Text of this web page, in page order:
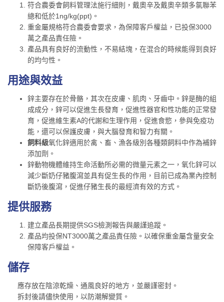
符合農委會飼料管理法施行細則，戴奧辛及戴奧辛類多氯聯苯
總和低於1ng/kg(ppt)。
重金屬規格符合農委會要求，為保障客戶權益，已投保3000
萬之產品責任險。
產品具有良好的流動性，不易結塊，在混合的時候能得到良好
的均勻性。
用途與效益
鋅主要存在於骨骼，其次在皮膚、肌肉、牙齒中。鋅是酶的組
成成分，鋅可以促進生長發育，促進性器官和性功能的正常發
育，促進維生素A的代謝和生理作用，促進食慾，參與免疫功
能，還可以保護皮膚，與大腦發育和智力有關。
飼料級氧化鋅適用於禽、畜、漁各級別各種類飼料中作為補鋅
添加劑。
鋅動物機體維持生命活動所必需的微量元素之一，氧化鋅可以
減少斷奶仔豬腹瀉並具有促生長的作用，目前已成為業內控制
斷奶後腹瀉，促進仔豬生長的最經濟有效的方式。
提供服務
建立產品長期提供SGS檢測報告與嚴謹追蹤。
產品均投保NT3000萬之產品責任險。以確保重金屬含量安全
保障客戶權益。
儲存
應存放在陰涼乾燥、通風良好的地方，並嚴謹密封。
拆封後請儘快使用，以防潮解變質。